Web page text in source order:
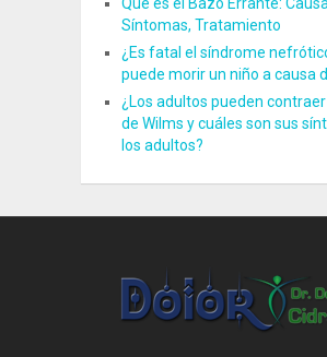
Síntomas, Tratamiento
¿Es fatal el síndrome
puede morir un niño a causa
¿Los adultos pueden
de Wilms y cuáles son sus
los adultos?